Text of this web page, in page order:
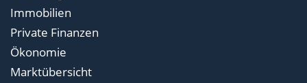
Immobilien
Private Finanzen
Ökonomie
Marktübersicht